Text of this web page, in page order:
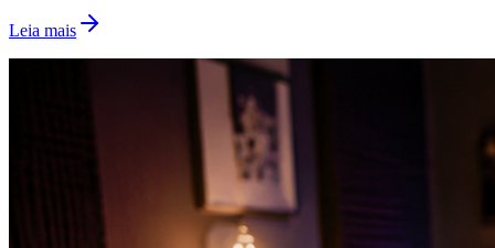
Leia mais